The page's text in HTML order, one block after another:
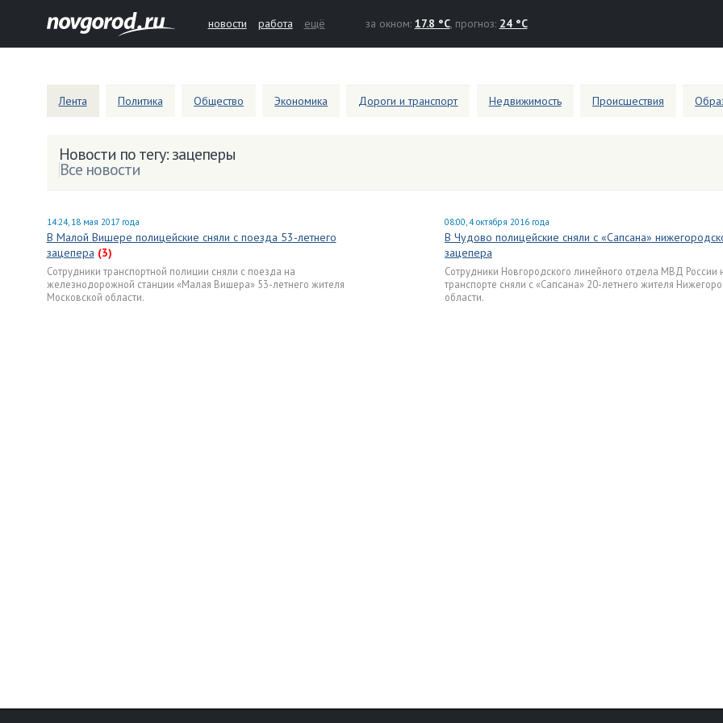
новости работа ещё за окном: 17.8 °C, прогноз: 24 °C
Лента Политика Общество Экономика Дороги и транспорт Недвижимость Происшествия
Новости по тегу: зацеперы
Все новости
14:24, 18 мая 2017 года
В Малой Вишере полицейские сняли с поезда 53-летнего
зацепера (3)
Сотрудники транспортной полиции сняли с поезда на
железнодорожной станции «Малая Вишера» 53-летнего жителя
Московской области.
08:00, 4 октября 2016 года
В Чудово полицейские сняли с «Сапсана»
зацепера
Сотрудники Новгородского линейного отдела МВД России
транспорте сняли с «Сапсана» 20-летнего жителя
области.